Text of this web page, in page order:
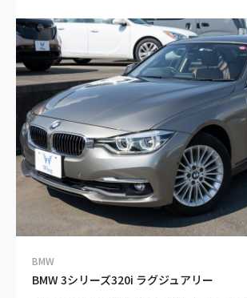
ラ・禁煙車・１７インチアルミホイール・コンフ
様】 ■ 安全装備 ・パワステ・ABS・障害物センサー・エアバッグ：
運転席/助手席/サイド/－・カメラ：－/－/バッ
■ 快適装備 ・過給器設定モデル・エアコン・ク
メモリー他・映像：DVD/－・オーディオ：CD/
テリア ・キーレス・スマートキー・パワーウイン
ト・本革シート ■ エクステリア ・ヘッドライト
ド・アルミホイール
残：無（購入時に新規取得）】 車検の取得にあた
（自動車重量税、自賠責保険料など）が支払総額
す。 車検整備付 車検整備（法定24ヶ月点検整備
月）を実施致します。その費用は本体価格に含ま
用は本体価格に含まれています。自社保証は遠方
いの近くのＦＡＩＡネット加盟店にての対応とな
BMW
BMW 3シリーズ320i ラグジュアリー